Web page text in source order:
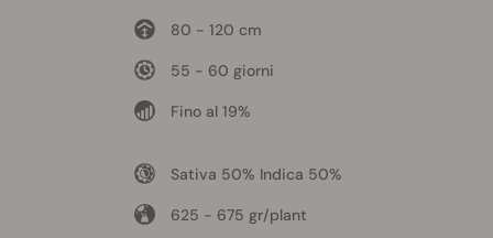
80 - 120 cm
55 - 60 giorni
Fino al 19%
Sativa 50% Indica 50%
625 - 675 gr/plant